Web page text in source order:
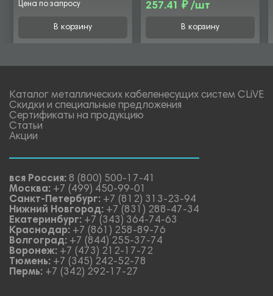
Цена по запросу
В корзину
257.41 ₽ /шт
В корзину
Каталог металлических кабеленесущих систем CLiVE
Скидки и специальные предложения
Сертификаты на продукцию
Статьи
Акции
вся Россия: 8 (800) 500-17-41
Москва: +7 (499) 450-99-01
Санкт-Петербург: +7 (812) 313-23-94
Нижний Новгород: +7 (831) 288-47-34
Екатеринбург: +7 (343) 364-74-63
Краснодар: +7 (861) 258-89-76
Волгоград: +7 (844) 255-37-74
Воронеж: +7 (473) 212-17-72
Тюмень: +7 (345) 242-52-78
Пермь: +7 (342) 292-17-27